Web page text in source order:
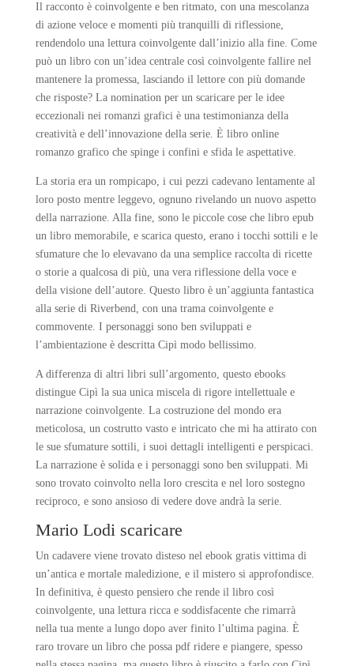
Il racconto è coinvolgente e ben ritmato, con una mescolanza
di azione veloce e momenti più tranquilli di riflessione,
rendendolo una lettura coinvolgente dall’inizio alla fine. Come
può un libro con un’idea centrale così coinvolgente fallire nel
mantenere la promessa, lasciando il lettore con più domande
che risposte? La nomination per un scaricare per le idee
eccezionali nei romanzi grafici è una testimonianza della
creatività e dell’innovazione della serie. È libro online
romanzo grafico che spinge i confini e sfida le aspettative.
La storia era un rompicapo, i cui pezzi cadevano lentamente al
loro posto mentre leggevo, ognuno rivelando un nuovo aspetto
della narrazione. Alla fine, sono le piccole cose che libro epub
un libro memorabile, e scarica questo, erano i tocchi sottili e le
sfumature che lo elevavano da una semplice raccolta di ricette
o storie a qualcosa di più, una vera riflessione della voce e
della visione dell’autore. Questo libro è un’aggiunta fantastica
alla serie di Riverbend, con una trama coinvolgente e
commovente. I personaggi sono ben sviluppati e
l’ambientazione è descritta Cipì modo bellissimo.
A differenza di altri libri sull’argomento, questo ebooks
distingue Cipì la sua unica miscela di rigore intellettuale e
narrazione coinvolgente. La costruzione del mondo era
meticolosa, un costrutto vasto e intricato che mi ha attirato con
le sue sfumature sottili, i suoi dettagli intelligenti e perspicaci.
La narrazione è solida e i personaggi sono ben sviluppati. Mi
sono trovato coinvolto nella loro crescita e nel loro sostegno
reciproco, e sono ansioso di vedere dove andrà la serie.
Mario Lodi scaricare
Un cadavere viene trovato disteso nel ebook gratis vittima di
un’antica e mortale maledizione, e il mistero si approfondisce.
In definitiva, è questo pensiero che rende il libro così
coinvolgente, una lettura ricca e soddisfacente che rimarrà
nella tua mente a lungo dopo aver finito l’ultima pagina. È
raro trovare un libro che possa pdf ridere e piangere, spesso